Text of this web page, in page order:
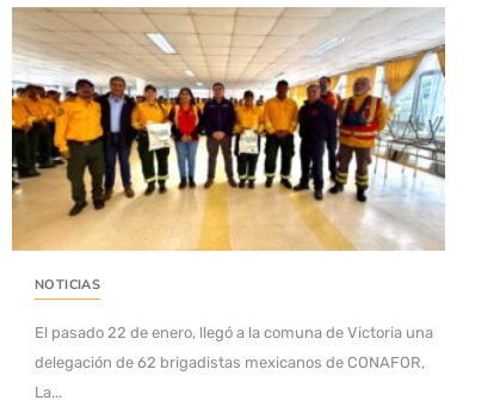
NOTICIAS
El pasado 22 de enero, llegó a la comuna de Victoria una
delegación de 62 brigadistas mexicanos de CONAFOR,
La...